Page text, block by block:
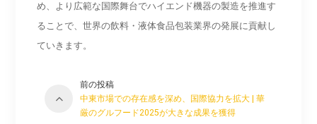
め、より広範な国際舞台でハイエンド機器の製造を推進す
ることで、世界の飲料・液体食品包装業界の発展に貢献し
ていきます。
前の投稿
中東市場での存在感を深め、国際協力を拡大 | 華
厳のグルフード2025が大きな成果を獲得